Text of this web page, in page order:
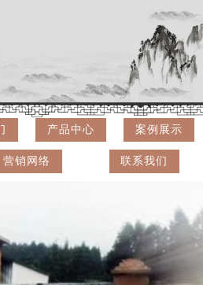
产品中心 案例展示
营销网络 联系我们